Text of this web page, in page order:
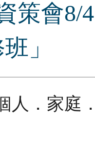
策會8/
」
人．家庭